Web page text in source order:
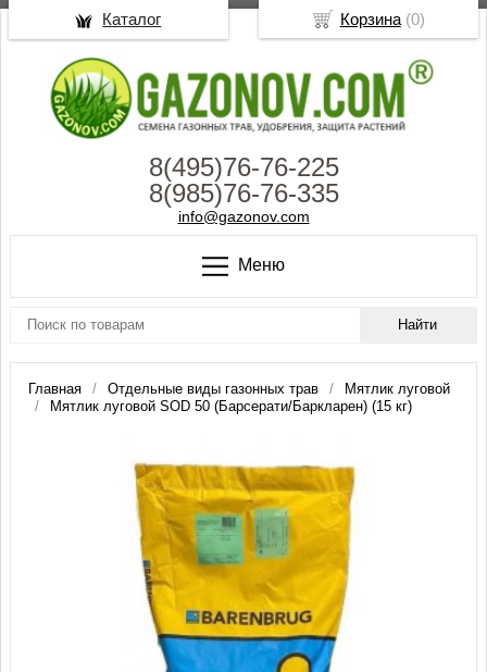
8(495)76-76-225
8(985)76-76-335
info@gazonov.com
Меню
Главная Отдельные виды газонных трав
Мятлик луговой
Мятлик луговой SOD 50 (Барсерати/Баркларен) (15 кг)
Корзина(0)
Каталог